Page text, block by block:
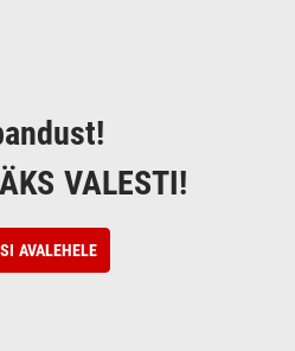
VALESTI!
AVALEHELE